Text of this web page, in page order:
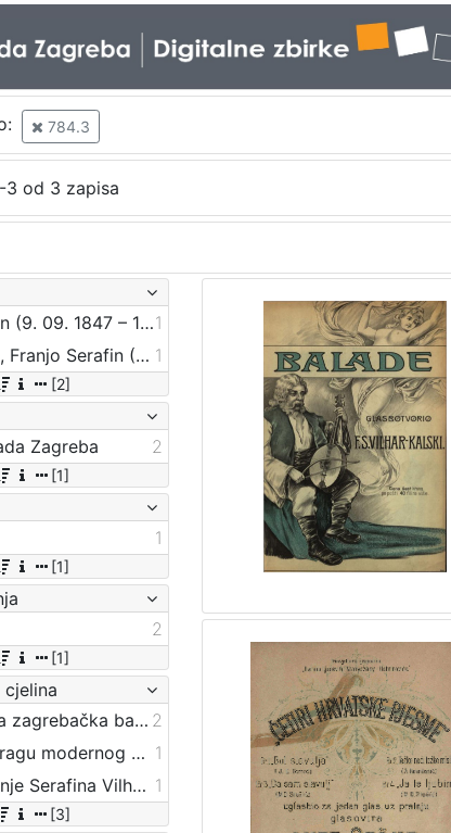
784.3
3 od 3 zapisa
Stoehr, Antun (9. 09. 1847 – 1923)1
Vilhar-Kalski, Franjo Serafin (5. 1. 1852. – 4. 3. 1928.) 1
[2]
Zagreba
2
[1]
1
[1]
2
[1]
cjelina
Digitalizirana zagrebačka baština 2
Zagreb na pragu modernog doba 1
Iz opusa Franje Serafina Vilhara-Kalskog 1
[3]